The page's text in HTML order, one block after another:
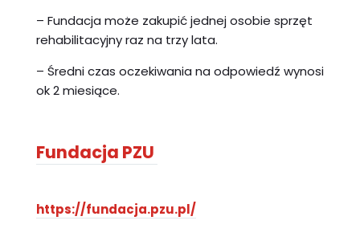
– Fundacja może zakupić jednej osobie sprzęt
rehabilitacyjny raz na trzy lata.
– Średni czas oczekiwania na odpowiedź wynosi
ok 2 miesiące.
Fundacja PZU
https://fundacja.pzu.pl/